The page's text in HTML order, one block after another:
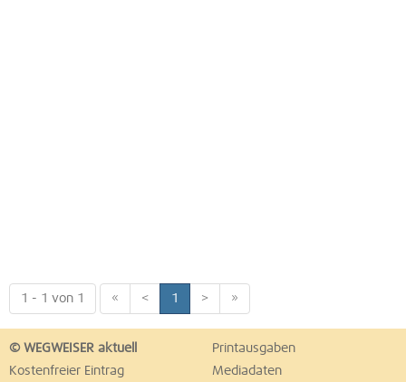
1 - 1 von 1 « < 1 > »
© WEGWEISER aktuell
Printausgaben
Kostenfreier Eintrag
Mediadaten